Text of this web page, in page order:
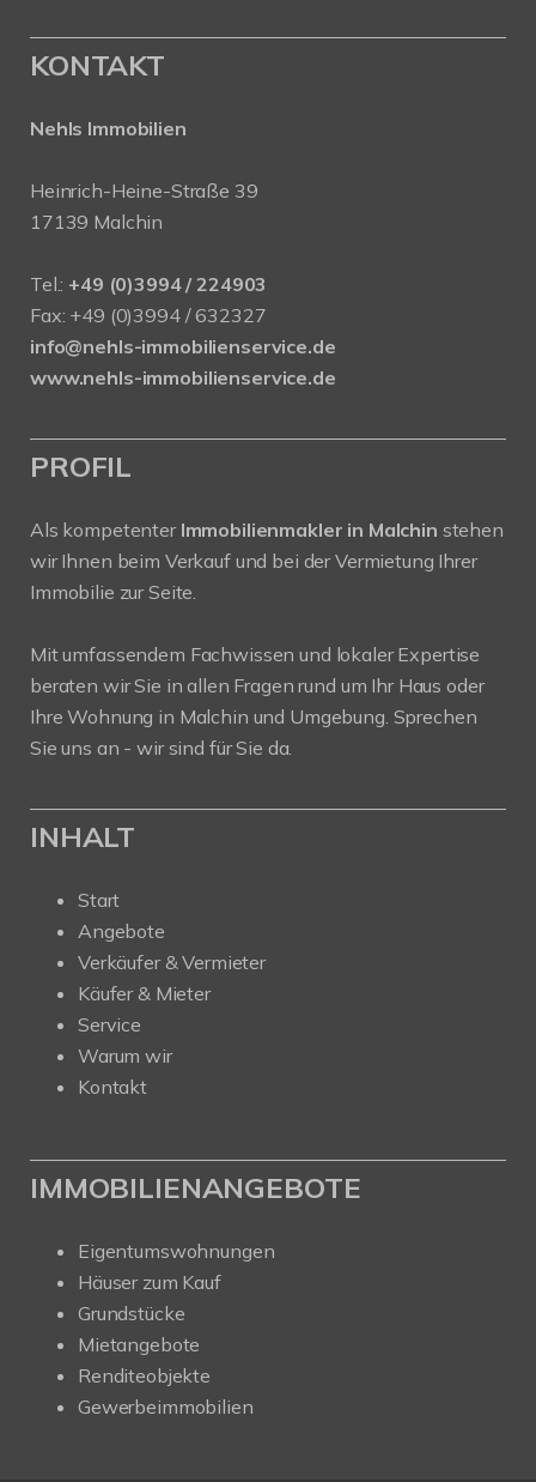
KONTAKT
Nehls Immobilien
Heinrich-Heine-Straße 39
17139 Malchin
Tel.: +49 (0)3994 / 224903
Fax: +49 (0)3994 / 632327
info@nehls-immobilienservice.de
www.nehls-immobilienservice.de
PROFIL
Als kompetenter Immobilienmakler in Malchin stehen
wir Ihnen beim Verkauf und bei der Vermietung Ihrer
Immobilie zur Seite.
Mit umfassendem Fachwissen und lokaler Expertise
beraten wir Sie in allen Fragen rund um Ihr Haus oder
Ihre Wohnung in Malchin und Umgebung. Sprechen
Sie uns an - wir sind für Sie da.
INHALT
Start
Angebote
Verkäufer & Vermieter
Käufer & Mieter
Service
Warum wir
Kontakt
IMMOBILIENANGEBOTE
Eigentumswohnungen
Häuser zum Kauf
Grundstücke
Mietangebote
Renditeobjekte
Gewerbeimmobilien